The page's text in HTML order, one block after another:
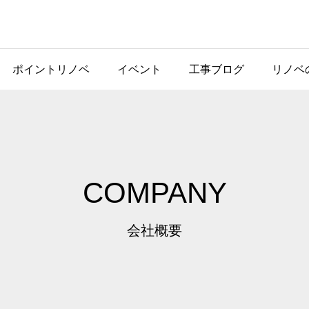
ポイントリノベ イベント 工事ブログ リノベ
COMPANY
会社概要